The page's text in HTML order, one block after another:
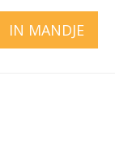
IN MANDJE